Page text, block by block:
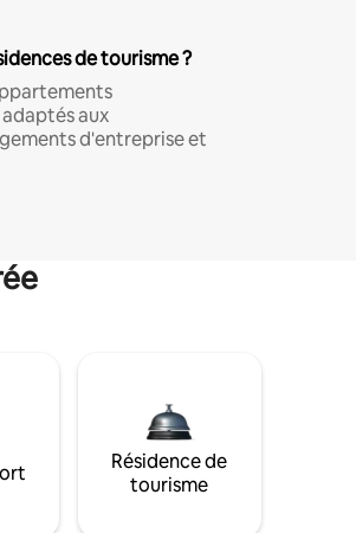
de tourisme ?
aux
d'entreprise et
Résidence de
tourisme